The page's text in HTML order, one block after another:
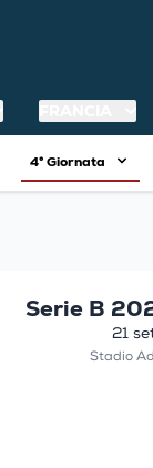
4° Giornata
Serie B
21
Stadio